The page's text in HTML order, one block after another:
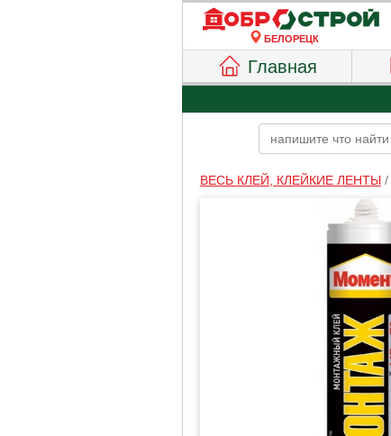
БЕЛОРЕЦК
Главная
ВЕСЬ КЛЕЙ, КЛЕЙКИЕ ЛЕНТЫ/